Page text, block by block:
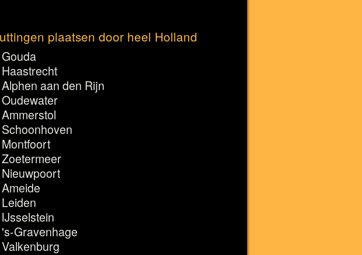
plaatsen door heel Holland
Gouda
Haastrecht
Alphen aan den Rijn
Oudewater
Ammerstol
Schoonhoven
Montfoort
Zoetermeer
Nieuwpoort
Ameide
Leiden
IJsselstein
's-Gravenhage
Valkenburg